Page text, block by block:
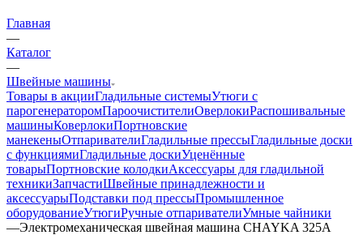
Главная
—
Каталог
—
Швейные машины
Товары в акцииГладильные системыУтюги с
парогенераторомПароочистителиОверлокиРаспошивальные
машиныКоверлокиПортновские
манекеныОтпаривателиГладильные прессыГладильные доски
с функциямиГладильные доскиУценённые
товарыПортновские колодкиАксессуары для гладильной
техникиЗапчастиШвейные принадлежности и
аксессуарыПодставки под прессыПромышленное
оборудованиеУтюгиРучные отпаривателиУмные чайники
—Электромеханическая швейная машина CHAYKA 325A